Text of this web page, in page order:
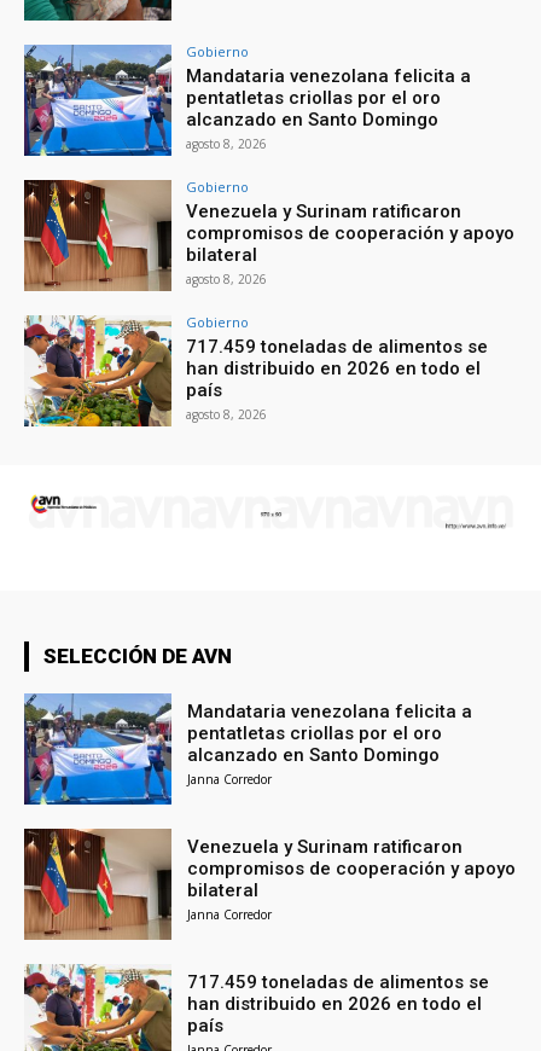
Gobierno
Mandataria venezolana felicita a
pentatletas criollas por el oro
alcanzado en Santo Domingo
agosto 8, 2026
Gobierno
Venezuela y Surinam ratificaron
compromisos de cooperación y apoyo
bilateral
agosto 8, 2026
Gobierno
717.459 toneladas de alimentos se
han distribuido en 2026 en todo el
país
agosto 8, 2026
SELECCIÓN DE AVN
Mandataria venezolana felicita a
pentatletas criollas por el oro
alcanzado en Santo Domingo
Janna Corredor
Venezuela y Surinam ratificaron
compromisos de cooperación y apoyo
bilateral
Janna Corredor
717.459 toneladas de alimentos se
han distribuido en 2026 en todo el
país